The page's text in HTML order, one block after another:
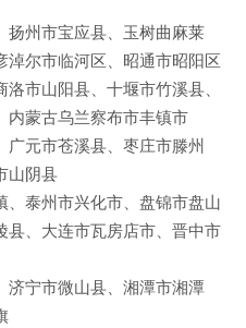
扬州市宝应县、玉树曲麻莱
尔市临河区、昭通市昭阳区
市山阳县、十堰市竹溪县、
内蒙古乌兰察布市丰镇市
元市苍溪县、枣庄市滕州
山阴县
泰州市兴化市、盘锦市盘山
、大连市瓦房店市、晋中市
济宁市微山县、湘潭市湘潭